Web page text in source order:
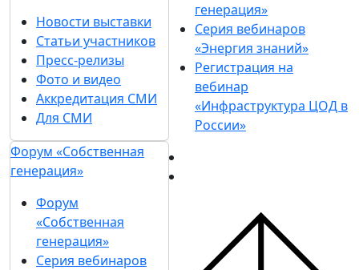
Новости выставки
Статьи участников
Пресс-релизы
Фото и видео
Аккредитация СМИ
Для СМИ
Форум «Собственная
генерация»
Форум
«Собственная
генерация»
Серия вебинаров
генерация»
Серия вебинаров
«Энергия знаний»
Регистрация на
вебинар
«Инфраструктура ЦОД в
России»